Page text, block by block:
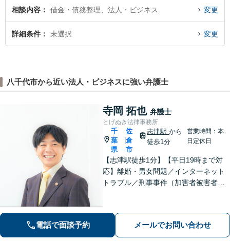
相談内容 借金・債務整理、法人・ビジネス 変更
詳細条件 未選択 変更
八千代市から近い法人・ビジネスに強い弁護士
寺岡 拓也 弁護士
とげぬき法律事務所
千
葉
県
佐
倉
市
志津駅から
徒歩1分
営業時間：本
日定休日
【志津駅徒歩1分】【平日19時まで対
応】離婚・男女問題／インターネット
トラブル／刑事事件（加害者被害者含
ご相談ください【zoom面談可】【全国
相談対応】
電話で面談予約 メールでお問い合わせ